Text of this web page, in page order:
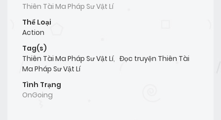
Thiên Tài Ma Pháp Sư Vật Lí
Thể Loại
Action
Tag(s)
Thiên Tài Ma Pháp Sư Vật Lí, Đọc truyện Thiên Tài
Ma Pháp Sư Vật Lí
Tình Trạng
OnGoing